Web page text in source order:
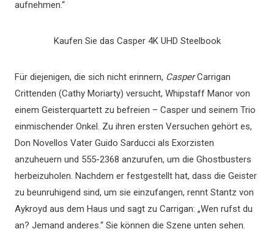
aufnehmen.“
Kaufen Sie das Casper 4K UHD Steelbook
Für diejenigen, die sich nicht erinnern, CasperCarrigan
Crittenden (Cathy Moriarty) versucht, Whipstaff Manor von
einem Geisterquartett zu befreien – Casper und seinem Trio
einmischender Onkel. Zu ihren ersten Versuchen gehört es,
Don Novellos Vater Guido Sarducci als Exorzisten
anzuheuern und 555-2368 anzurufen, um die Ghostbusters
herbeizuholen. Nachdem er festgestellt hat, dass die Geister
zu beunruhigend sind, um sie einzufangen, rennt Stantz von
Aykroyd aus dem Haus und sagt zu Carrigan: „Wen rufst du
an? Jemand anderes.“ Sie können die Szene unten sehen.